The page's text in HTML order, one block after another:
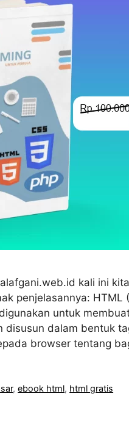
kali ini
penjelasannya: HTML
untuk
disusun dalam bentuk
browser tentang
,ebook html, html gratis